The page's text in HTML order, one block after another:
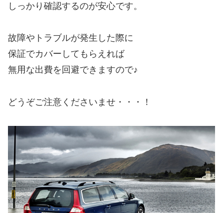
しっかり確認するのが安心です。
故障やトラブルが発生した際に
保証でカバーしてもらえれば
無用な出費を回避できますので♪
どうぞご注意くださいませ・・・！